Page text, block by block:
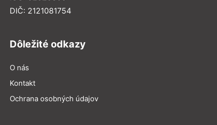
DIČ: 2121081754
Dôležité odkazy
O nás
Kontakt
Ochrana osobných údajov